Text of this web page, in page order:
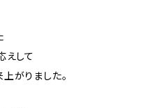
えして
がりました。